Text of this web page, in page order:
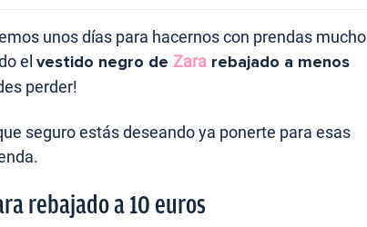
unos días para hacernos con prendas mucho
el vestido negro de Zara rebajado a menos
perder!
seguro estás deseando ya ponerte para esas
rebajado a 10 euros